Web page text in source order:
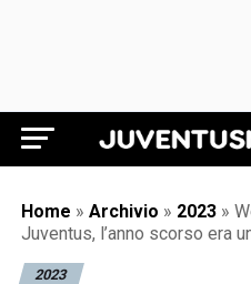
Home » Archivio » 2023 »
Juventus, l’anno scorso era
2023